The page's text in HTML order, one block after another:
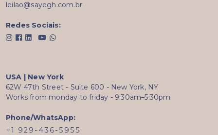
leilao@sayegh.com.br
Redes Sociais:
USA | New York
62W 47th Street - Suite 600 - New York, NY
Works from monday to friday - 9:30am–5:30pm
Phone/WhatsApp:
+1 929-436-5955